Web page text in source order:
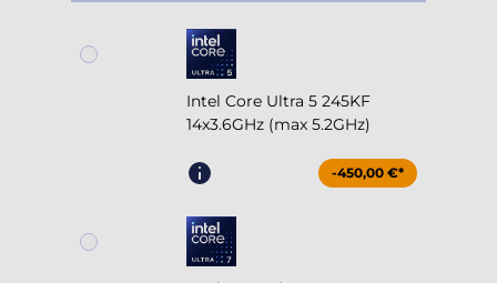
Intel Core Ultra 5 245KF
14x3.6GHz (max 5.2GHz)
-450,00 €*